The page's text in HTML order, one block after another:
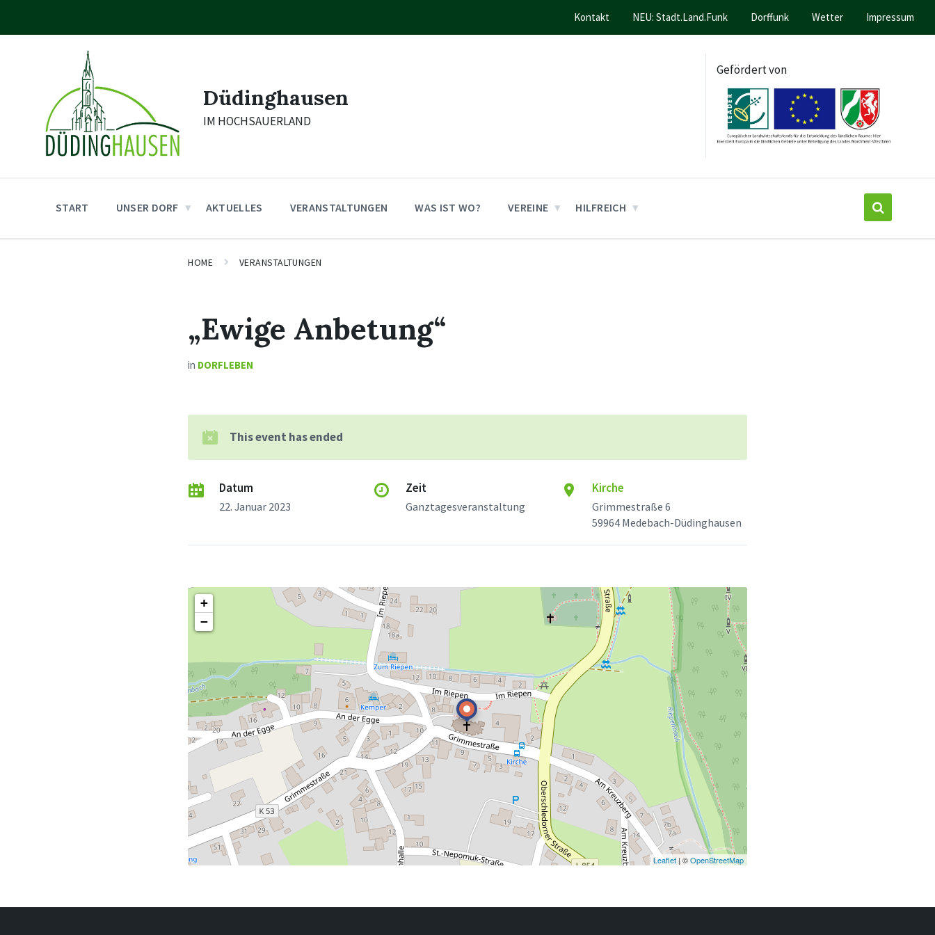
content
main
footer
Kontakt NEU: Stadt.Land.Funk Dorffunk Wetter Impressum
Düdinghausen
IM HOCHSAUERLAND
Gefördert von
START UNSER DORF AKTUELLES VERANSTALTUNGEN WAS IST WO? VEREINE HILFREICH
HOME VERANSTALTUNGEN
„Ewige Anbetung“
in DORFLEBEN
This event has ended
Datum
22. Januar 2023
Zeit
Ganztagesveranstaltung
Kirche
Grimmestraße 6
59964 Medebach-Düdinghausen
+
−
Leaflet| ©OpenStreetMap